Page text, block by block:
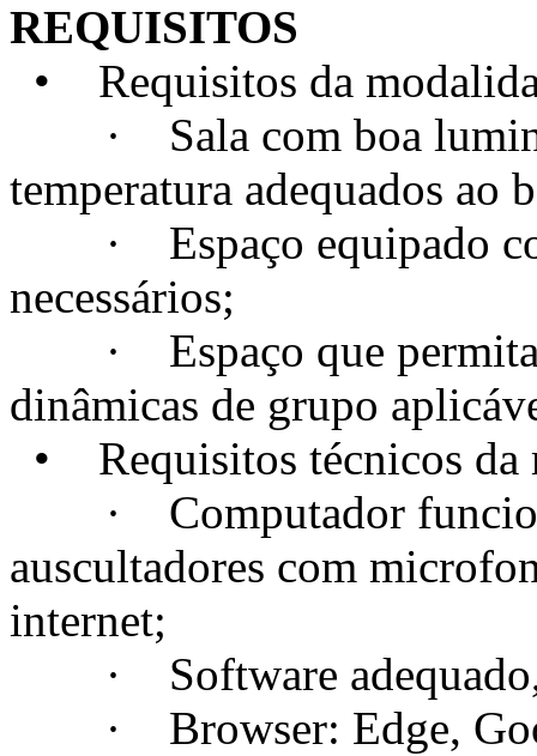
REQUISITOS
• Requisitos da
· Sala com boa
temperatura adequados ao
· Espaço equipado
necessários;
· Espaço que permita
dinâmicas de grupo
• Requisitos técnicos da
· Computador
auscultadores com
internet;
· Software adequado,
· Browser: Edge,